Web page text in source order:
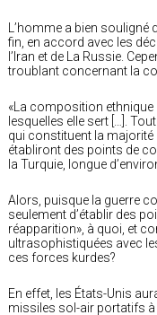
L’homme a bien
fin, en accord avec les
l’Iran et de La Russie.
troublant concernant la
«La composition
lesquelles elle sert […].
qui constituent la majorité
établiront des points de
la Turquie, longue
Alors, puisque la guerre
seulement d’établir des
réapparition», à quoi, et
ultrasophistiquées avec
ces forces kurdes?
En effet, les États-Unis
missiles sol-air portatifs